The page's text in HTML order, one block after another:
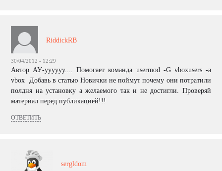
RiddickRB
30/04/2012 - 12:29
Автор АУ-уууууу.... Помогает команда usermod -G vboxusers -a
vbox Добавь в статью Новички не поймут почему они потратили
полдня на установку а желаемого так и не достигли. Проверяй
материал перед публикацией!!!
ОТВЕТИТЬ
sergldom